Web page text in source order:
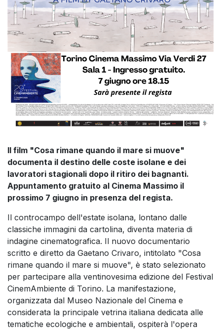
Il film "Cosa rimane quando il mare si muove"
documenta il destino delle coste isolane e dei
lavoratori stagionali dopo il ritiro dei bagnanti.
Appuntamento gratuito al Cinema Massimo il
prossimo 7 giugno in presenza del regista.
Il controcampo dell'estate isolana, lontano dalle
classiche immagini da cartolina, diventa materia di
indagine cinematografica. Il nuovo documentario
scritto e diretto da Gaetano Crivaro, intitolato "Cosa
rimane quando il mare si muove", è stato selezionato
per partecipare alla ventinovesima edizione del Festival
CinemAmbiente di Torino. La manifestazione,
organizzata dal Museo Nazionale del Cinema e
considerata la principale vetrina italiana dedicata alle
tematiche ecologiche e ambientali, ospiterà l'opera